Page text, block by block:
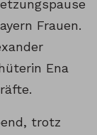
Frauen.
Ena
trotz